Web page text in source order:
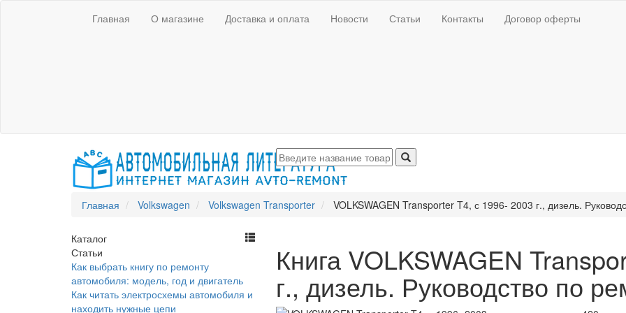
Главная О магазине Доставка и оплата Новости Статьи Контакты Договор оферты
Главная Volkswagen Volkswagen Transporter VOLKSWAGEN Transporter T4, с 1996- 2003 г., дизель.
Каталог
Статьи
Как выбрать книгу по ремонту
автомобиля: модель, год и двигатель
Как читать электросхемы автомобиля и
находить нужные цепи
Книга VOLKSWAGEN
г., дизель. Руководство по